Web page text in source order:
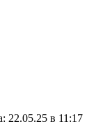
22.05.25 в 11:17